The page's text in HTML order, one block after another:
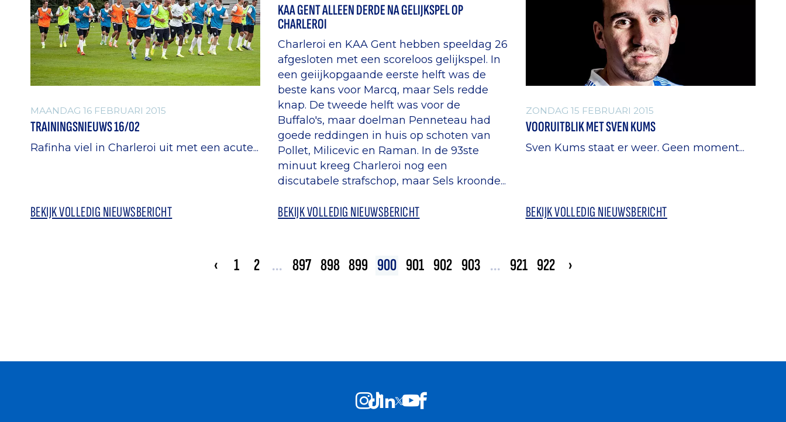
MAANDAG 16 FEBRUARI 2015
TRAININGSNIEUWS 16/02
Rafinha viel in Charleroi uit met een acute...
BEKIJK VOLLEDIG NIEUWSBERICHT
KAA GENT ALLEEN DERDE NA GELIJKSPEL OP
CHARLEROI
Charleroi en KAA Gent hebben speeldag 26
afgesloten met een scoreloos gelijkspel. In
een geiijkopgaande eerste helft was de
beste kans voor Marcq, maar Sels redde
knap. De tweede helft was voor de
Buffalo's, maar doelman Penneteau had
goede reddingen in huis op schoten van
Pollet, Milicevic en Raman. In de 93ste
minuut kreeg Charleroi nog een
discutabele strafschop, maar Sels kroonde...
BEKIJK VOLLEDIG NIEUWSBERICHT
ZONDAG 15 FEBRUARI 2015
VOORUITBLIK MET SVEN KUMS
Sven Kums staat er weer. Geen moment...
BEKIJK VOLLEDIG NIEUWSBERICHT
‹ 1 2 ... 897 898 899 900 901 902 903 ... 921 922 ›